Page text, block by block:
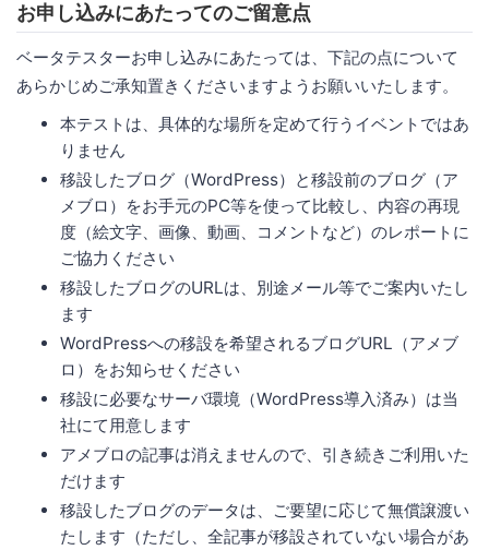
お申し込みにあたってのご留意点
ベータテスターお申し込みにあたっては、下記の点について
あらかじめご承知置きくださいますようお願いいたします。
本テストは、具体的な場所を定めて行うイベントではあ
りません
移設したブログ（WordPress）と移設前のブログ（ア
メブロ）をお手元のPC等を使って比較し、内容の再現
度（絵文字、画像、動画、コメントなど）のレポートに
ご協力ください
移設したブログのURLは、別途メール等でご案内いたし
ます
WordPressへの移設を希望されるブログURL（アメブ
ロ）をお知らせください
移設に必要なサーバ環境（WordPress導入済み）は当
社にて用意します
アメブロの記事は消えませんので、引き続きご利用いた
だけます
移設したブログのデータは、ご要望に応じて無償譲渡い
たします（ただし、全記事が移設されていない場合があ